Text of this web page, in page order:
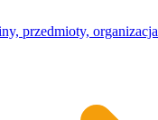
przedmioty, organizacja